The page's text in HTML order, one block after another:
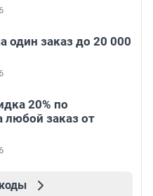
один заказ до 20 000
20% по
любой заказ от